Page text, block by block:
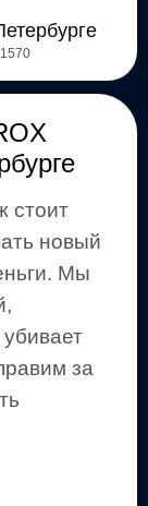
стоит
новый
Мы
за